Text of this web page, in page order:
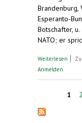
Brandenburg,
Esperanto-
Botschafter,
NATO; er
Weiterlesen
Anmelden
1 2